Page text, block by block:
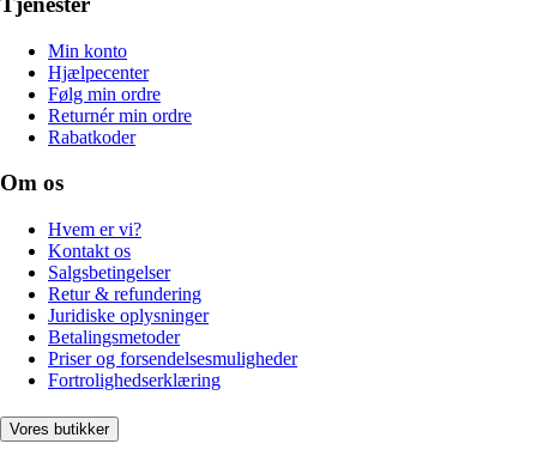
Min konto
Hjælpecenter
Følg min ordre
Returnér min ordre
Rabatkoder
Om os
Hvem er vi?
Kontakt os
Salgsbetingelser
Retur & refundering
Juridiske oplysninger
Betalingsmetoder
Priser og forsendelsesmuligheder
Fortrolighedserklæring
Vores butikker